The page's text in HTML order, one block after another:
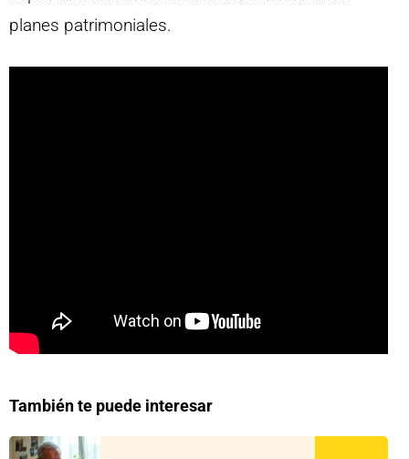
planes patrimoniales.
También te puede interesar